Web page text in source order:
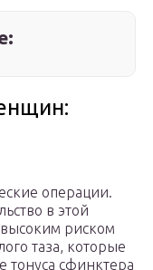
операции.
в этой
высоким риском
таза, которые
тонуса сфинктера